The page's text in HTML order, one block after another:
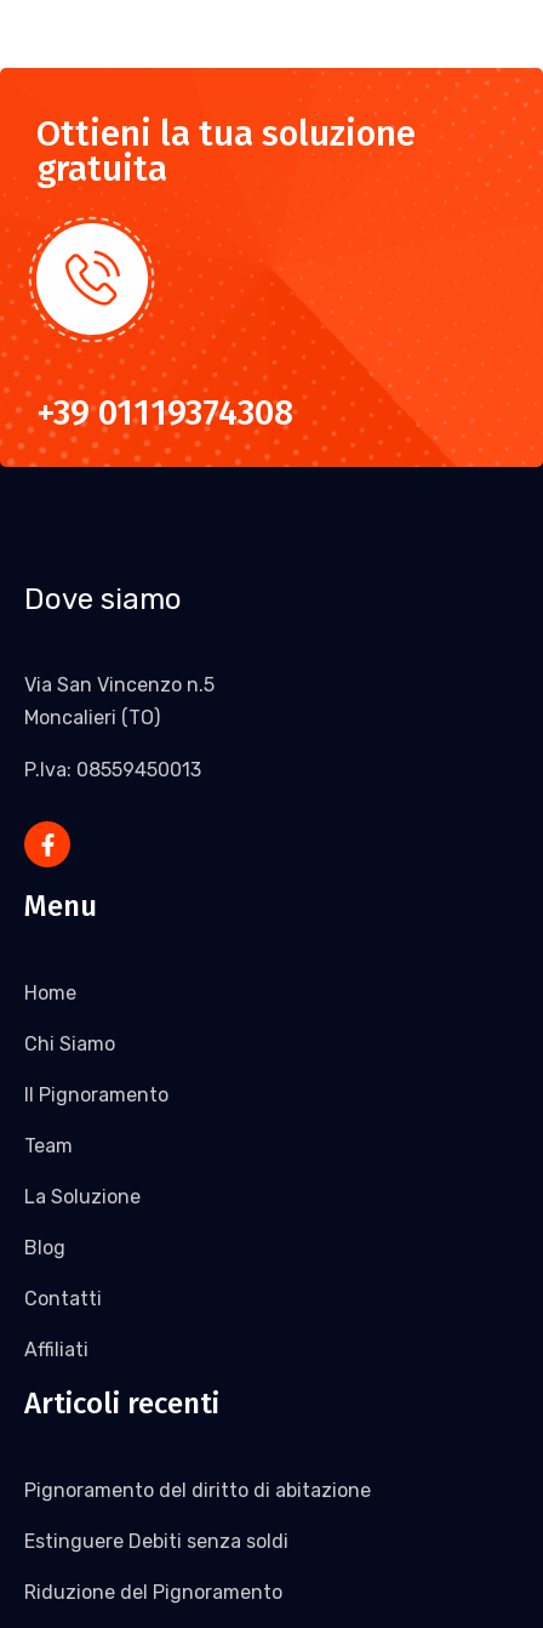
Ottieni la tua soluzione
gratuita
+39 01119374308
Dove siamo
Via San Vincenzo n.5
Moncalieri (TO)
P.Iva: 08559450013
Menu
Home
Chi Siamo
Il Pignoramento
Team
La Soluzione
Blog
Contatti
Affiliati
Articoli recenti
Pignoramento del diritto di abitazione
Estinguere Debiti senza soldi
Riduzione del Pignoramento